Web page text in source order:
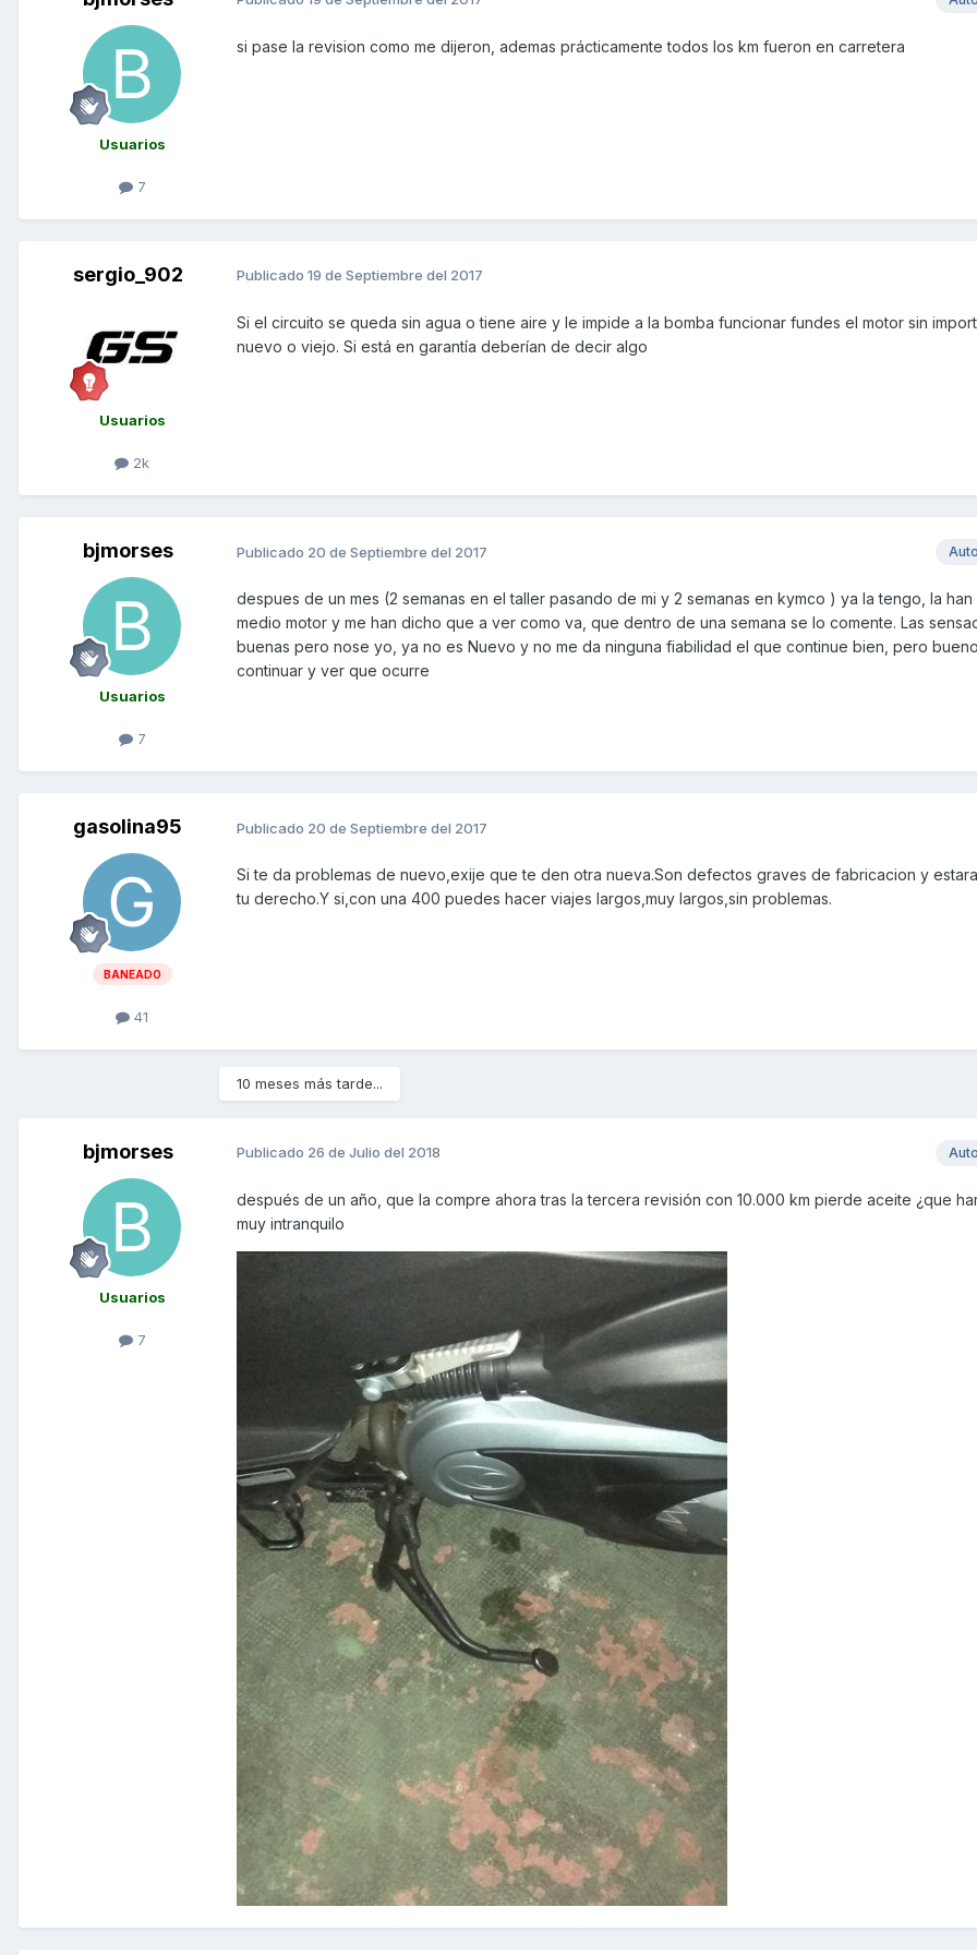
Usuarios
7
si pase la revision como me dijeron, ademas prácticamente todos los km fueron en carretera
sergio_902
Usuarios
2k
Publicado 19 de Septiembre del 2017
Si el circuito se queda sin agua o tiene aire y le impide a la bomba funcionar fundes el motor sin
nuevo o viejo. Si está en garantía deberían de decir algo
bjmorses
Usuarios
7
Publicado 20 de Septiembre del 2017
despues de un mes (2 semanas en el taller pasando de mi y 2 semanas en kymco ) ya la tengo, la
medio motor y me han dicho que a ver como va, que dentro de una semana se lo comente. Las
buenas pero nose yo, ya no es Nuevo y no me da ninguna fiabilidad el que continue bien, pero
continuar y ver que ocurre
gasolina95
BANEADO
41
Publicado 20 de Septiembre del 2017
Si te da problemas de nuevo,exije que te den otra nueva.Son defectos graves de fabricacion y
tu derecho.Y si,con una 400 puedes hacer viajes largos,muy largos,sin problemas.
10 meses más tarde...
bjmorses
Usuarios
7
Publicado 26 de Julio del 2018
después de un año, que la compre ahora tras la tercera revisión con 10.000 km pierde aceite ¿que
muy intranquilo